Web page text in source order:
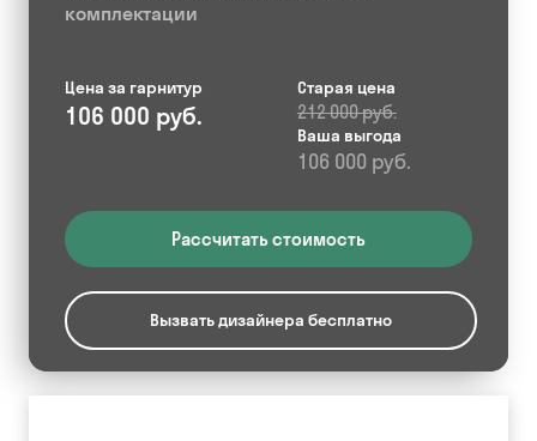
комплектации
Цена за гарнитур
106 000 руб.
Старая цена
212 000 руб.
Ваша выгода
106 000 руб.
Рассчитать стоимость
Вызвать дизайнера бесплатно